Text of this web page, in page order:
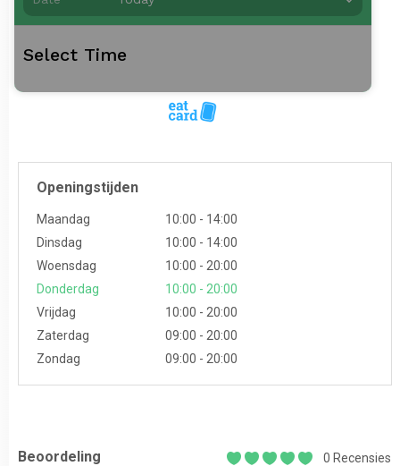
Openingstijden
Maandag
10:00 - 14:00
Dinsdag
10:00 - 14:00
Woensdag
10:00 - 20:00
Donderdag
10:00 - 20:00
Vrijdag
10:00 - 20:00
Zaterdag
09:00 - 20:00
Zondag
09:00 - 20:00
Beoordeling 0 Recensies